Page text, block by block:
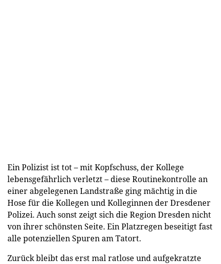
Ein Polizist ist tot – mit Kopfschuss, der Kollege
lebensgefährlich verletzt – diese Routinekontrolle an
einer abgelegenen Landstraße ging mächtig in die
Hose für die Kollegen und Kolleginnen der Dresdener
Polizei. Auch sonst zeigt sich die Region Dresden nicht
von ihrer schönsten Seite. Ein Platzregen beseitigt fast
alle potenziellen Spuren am Tatort.
Zurück bleibt das erst mal ratlose und aufgekratzte